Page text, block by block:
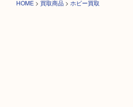
HOME > 買取商品 > ホビー買取